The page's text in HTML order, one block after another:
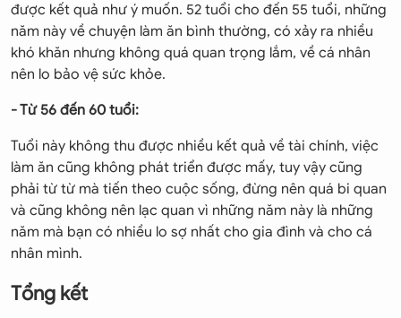
được kết quả như ý muốn. 52 tuổi cho đến 55 tuổi, những
năm này về chuyện làm ăn bình thường, có xảy ra nhiều
khó khăn nhưng không quá quan trọng lắm, về cá nhân
nên lo bảo vệ sức khỏe.
- Từ 56 đến 60 tuổi:
Tuổi này không thu được nhiều kết quả về tài chính, việc
làm ăn cũng không phát triển được mấy, tuy vậy cũng
phải từ từ mà tiến theo cuộc sống, đừng nên quá bi quan
và cũng không nên lạc quan vì những năm này là những
năm mà bạn có nhiều lo sợ nhất cho gia đình và cho cá
nhân mình.
Tổng kết